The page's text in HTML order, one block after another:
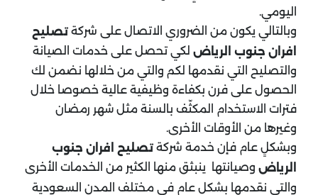
اليومي.
وبالتالي يكون من الضروري الاتصال على شركة تصليح
افران جنوب الرياض لكي تحصل على خدمات الصيانة
والتصليح التي نقدمها لكم والتي من خلالها نضمن لك
الحصول على فرن بكفاءة وظيفية عالية خصوصا خلال
فترات الاستخدام المكثّف بالسنة مثل شهر رمضان
وغيرها من الأوقات الأخرى.
وبشكلٍ عام فإن خدمة شركة تصليح افران جنوب
الرياض وصيانتها ينبثق منها الكثير من الخدمات الأخرى
والتي نقدمها بشكل عام في مختلف المدن السعودية